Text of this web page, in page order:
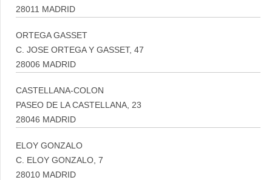
28011 MADRID
ORTEGA GASSET
C. JOSE ORTEGA Y GASSET, 47
28006 MADRID
CASTELLANA-COLON
PASEO DE LA CASTELLANA, 23
28046 MADRID
ELOY GONZALO
C. ELOY GONZALO, 7
28010 MADRID